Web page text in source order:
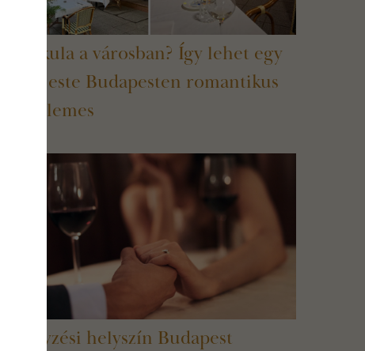
Kánikula a városban? Így lehet egy
nyári este Budapesten romantikus
és kellemes
Eljegyzési helyszín Budapest